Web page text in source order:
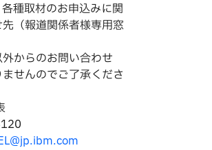
種取材のお申込みに関
（報道関係者様専用窓
からのお問い合わせ
せんのでご了承くださ